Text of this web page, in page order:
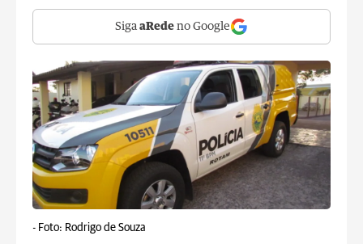
Siga aRede no Google
- Foto: Rodrigo de Souza